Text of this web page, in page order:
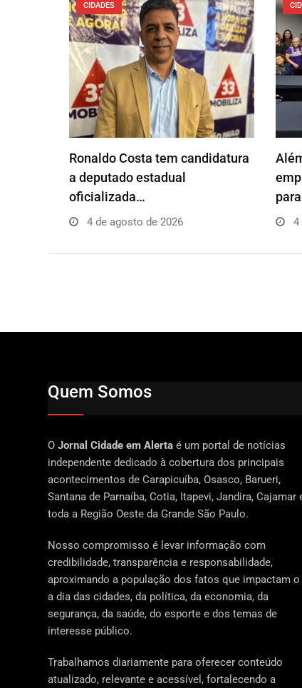
CIDADES
Ronaldo Costa tem candidatura
a deputado estadual
oficializada…
4 de agosto de 2026 4
Quem Somos
O Jornal Cidade em Alerta é um portal de notícias
independente dedicado à cobertura dos principais
acontecimentos de Carapicuíba, Osasco, Barueri,
Santana de Parnaíba, Cotia, Itapevi, Jandira, Cajamar
toda a Região Oeste da Grande São Paulo.
Nosso compromisso é levar informação com
credibilidade, transparência e responsabilidade,
aproximando a população dos fatos que impactam o
a dia das cidades, da política, da economia, da
segurança, da saúde, do esporte e dos temas de
interesse público.
Trabalhamos diariamente para oferecer conteúdo
atualizado, relevante e acessível, fortalecendo a